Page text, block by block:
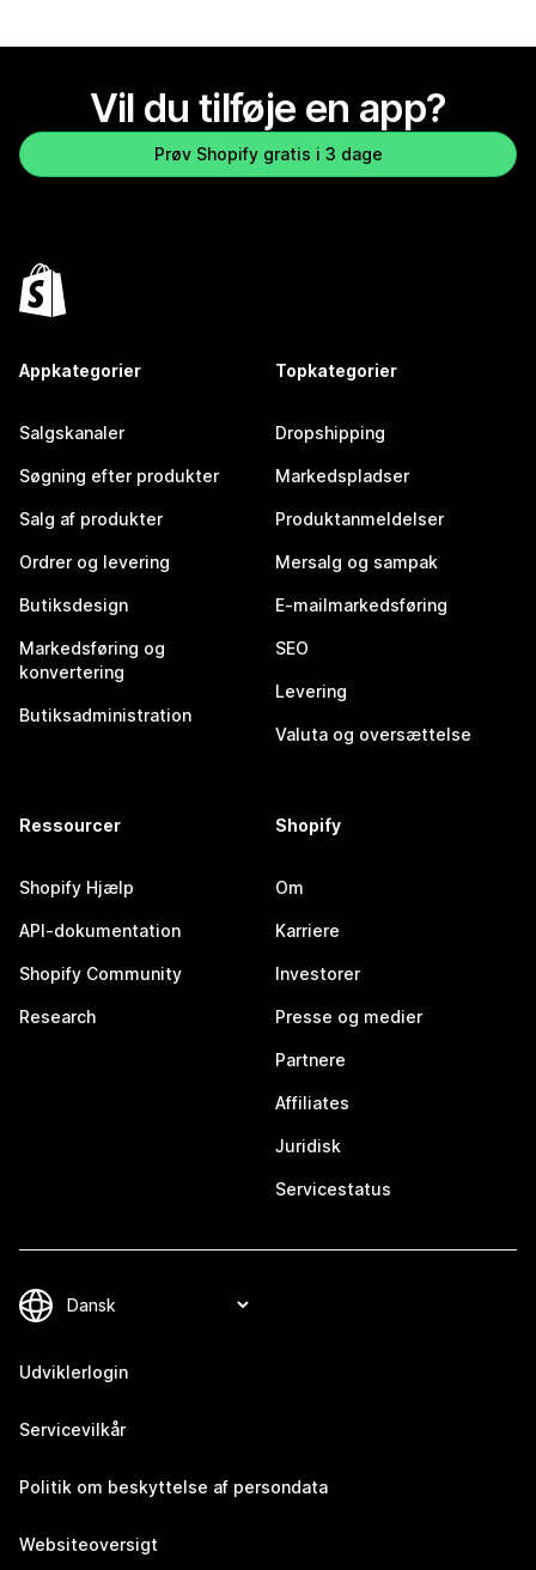
Vil du tilføje en app?
Prøv Shopify gratis i 3 dage
Appkategorier
Salgskanaler
Søgning efter produkter
Salg af produkter
Ordrer og levering
Butiksdesign
Markedsføring og
konvertering
Butiksadministration
Topkategorier
Dropshipping
Markedspladser
Produktanmeldelser
Mersalg og sampak
E-mailmarkedsføring
SEO
Levering
Valuta og oversættelse
Ressourcer
Shopify Hjælp
API-dokumentation
Shopify Community
Research
Shopify
Om
Karriere
Investorer
Presse og medier
Partnere
Affiliates
Juridisk
Servicestatus
Udviklerlogin
Servicevilkår
Politik om beskyttelse af persondata
Websiteoversigt